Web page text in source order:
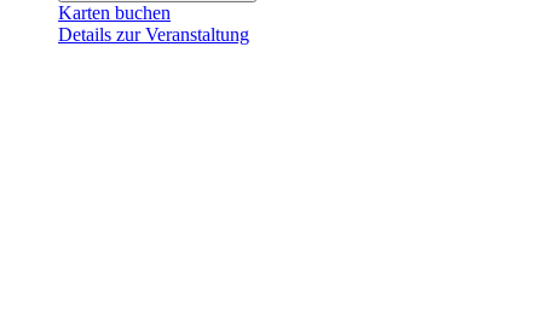
Karten buchen
Details zur Veranstaltung